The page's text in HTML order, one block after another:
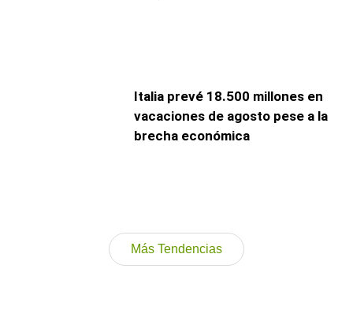
Italia prevé 18.500 millones en
vacaciones de agosto pese a la
brecha económica
Más Tendencias